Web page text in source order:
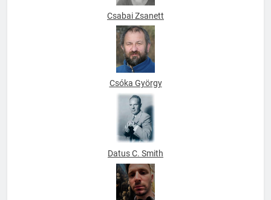
Csabai Zsanett
Csóka György
Datus C. Smith